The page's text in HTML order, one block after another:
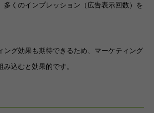
多くのインプレッション（広告表示回数）を
ング効果も期待できるため、マーケティング
込むと効果的です。